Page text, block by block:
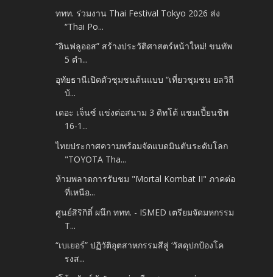
ททท. ร่วมงาน Thai Festival Tokyo 2026 ส่ง
“Thai Po...
“อินฟลูออส” สร้างประวัติศาสตร์หน้าใหม่! ขนทัพ
5 ตำ...
อุทัยธานีเปิดตัวชุมชนต้นแบบ “เที่ยวชุมชน ยลวิถี
บ้...
เดอะ เจ็นซ์ แข่งต่อสนาม 3 ดิทโต้ แชมเปี้ยนชิพ
16-1...
ไทยประกาศความพร้อมจัดแบดมินตันระดับโลก
"TOYOTA Tha...
ห้ามพลาดการรับชม "Mortal Kombat II" ภาคต่อ
ที่เหนือ...
ศูนย์สิริกิติ์ ผนึก ททท. - ISMED เตรียมจัดมหกรรม
T...
“เบเยอร์” ปฏิวัติอุตสาหกรรมสีสู่ ‘วัสดุปกป้องโค
รงส...